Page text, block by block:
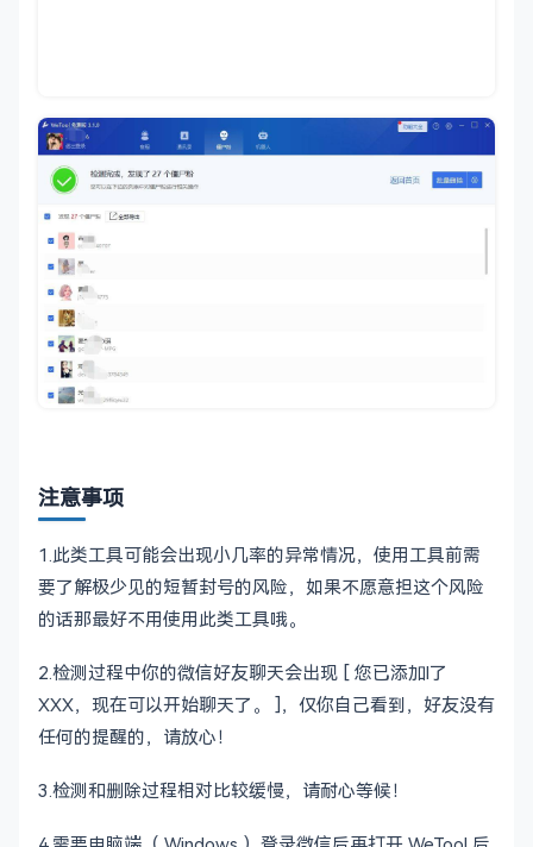
注意事项
1.此类工具可能会出现小几率的异常情况，使用工具前需
要了解极少见的短暂封号的风险，如果不愿意担这个风险
的话那最好不用使用此类工具哦。
2.检测过程中你的微信好友聊天会出现 [ 您已添加l了
XXX，现在可以开始聊天了。 ]，仅你自己看到，好友没有
任何的提醒的，请放心！
3.检测和删除过程相对比较缓慢，请耐心等候！